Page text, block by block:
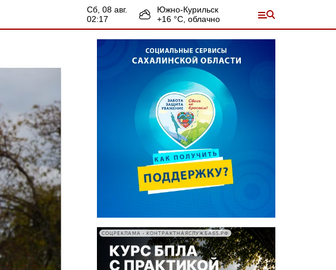
сб, 08 авг.
02:17
Южно-Курильск
+16 °С, облачно
СОЦРЕКЛАМА • КОНТРАКТНАЯСЛУЖБА65.РФ